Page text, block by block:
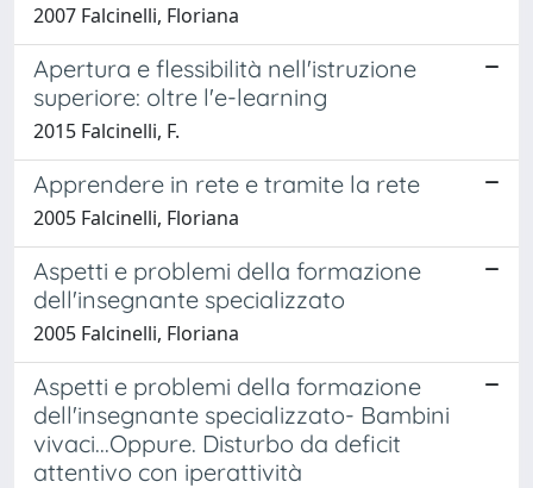
2007 Falcinelli, Floriana
Apertura e flessibilità nell'istruzione
superiore: oltre l'e-learning
2015 Falcinelli, F.
Apprendere in rete e tramite la rete
2005 Falcinelli, Floriana
Aspetti e problemi della formazione
dell'insegnante specializzato
2005 Falcinelli, Floriana
Aspetti e problemi della formazione
dell'insegnante specializzato- Bambini
vivaci...Oppure. Disturbo da deficit
attentivo con iperattività